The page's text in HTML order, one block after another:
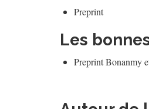
Preprint
Les
Preprint Bonanmy